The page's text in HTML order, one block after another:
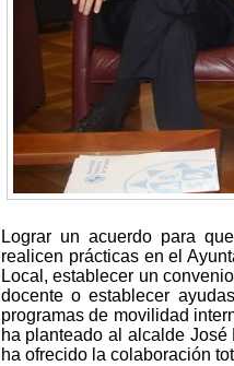
Lograr un acuerdo para
realicen prácticas en el
Local, establecer un
docente o establecer
programas de movilidad
ha planteado al alcalde
ha ofrecido la colaboración